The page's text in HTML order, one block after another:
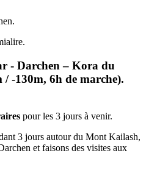
- Darchen – Kora du
-130m, 6h de marche).
pour les 3 jours à venir.
3 jours autour du Mont Kailash,
et faisons des visites aux